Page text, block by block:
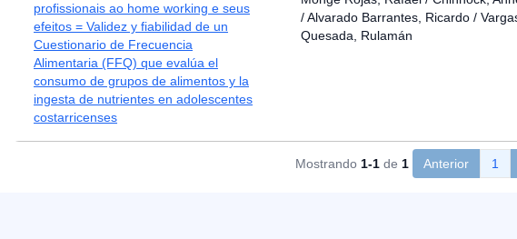
profissionais ao home working e seus
efeitos = Validez y fiabilidad de un
Cuestionario de Frecuencia
Alimentaria (FFQ) que evalúa el
consumo de grupos de alimentos y la
ingesta de nutrientes en adolescentes
costarricenses
/ Alvarado Barrantes, Ricardo /
Quesada, Rulamán
Mostrando 1-1 de 1 Anterior 1